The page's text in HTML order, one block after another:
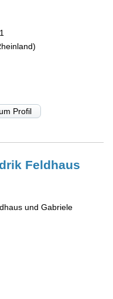
Profil
Feldhaus
und Gabriele